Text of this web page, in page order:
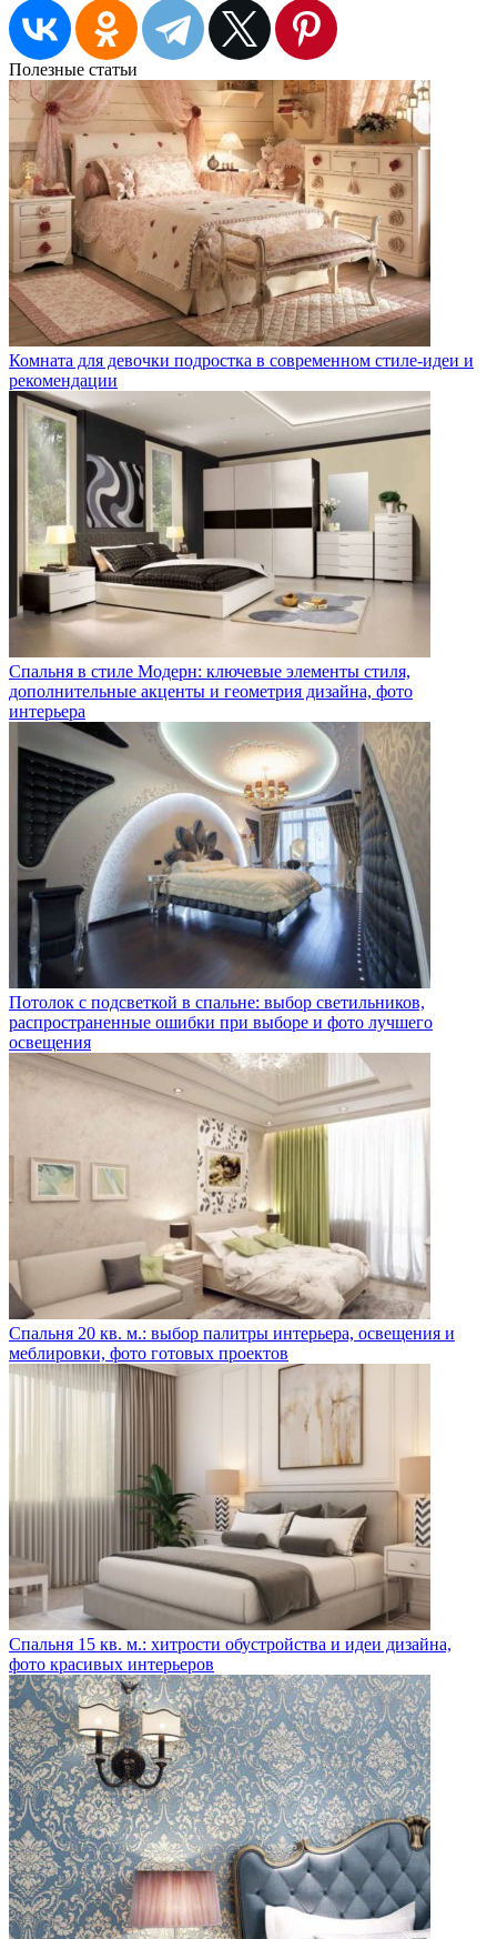
Полезные статьи
Комната для девочки подростка в современном стиле-идеи и
рекомендации
Спальня в стиле Модерн: ключевые элементы стиля,
дополнительные акценты и геометрия дизайна, фото
интерьера
Потолок с подсветкой в спальне: выбор светильников,
распространенные ошибки при выборе и фото лучшего
освещения
Спальня 20 кв. м.: выбор палитры интерьера, освещения и
меблировки, фото готовых проектов
Спальня 15 кв. м.: хитрости обустройства и идеи дизайна,
фото красивых интерьеров